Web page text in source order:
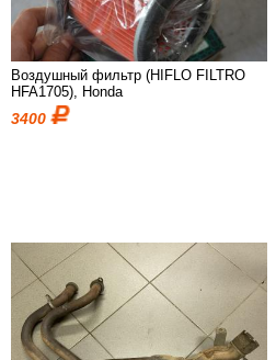
Воздушный фильтр (HIFLO FILTRO
HFA1705), Honda
3400